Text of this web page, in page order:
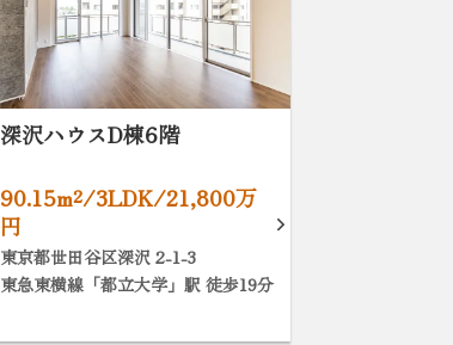
深沢ハウスD棟6階
90.15m²/3LDK/21,800万
円
東京都世田谷区深沢 2-1-3
東急東横線「都立大学」駅 徒歩19分